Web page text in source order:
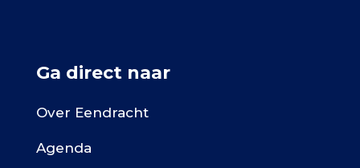
Ga direct naar
Over Eendracht
Agenda